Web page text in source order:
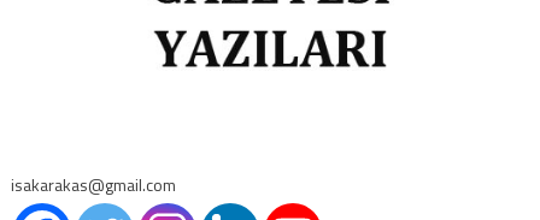
isakarakas@gmail.com